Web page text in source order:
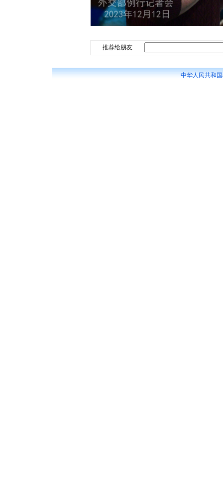
推荐给朋友
中华人民共和